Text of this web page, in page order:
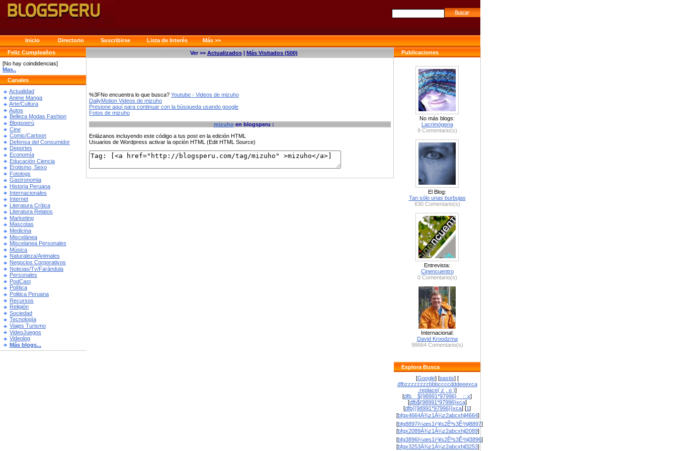
Inicio Directorio Suscribirse Lista de Interés
Más >>
Feliz Cumpleaños
[No hay coindidencias]
Mas..
Canales
Actualidad
Anime Manga
Arte/Cultura
Autos
Belleza Modas Fashion
Blogsperú
Cine
Comic/Cartoon
Defensa del Consumidor
Deportes
Economía
Educación Ciencia
Erotismo, Sexo
Fotologs
Gastronomia
Historia Peruana
Internacionales
Internet
Literatura Crítica
Literatura Relatos
Marketing
Mascotas
Medicina
Miscelánea
Miscelanea Personales
Música
Naturaleza/Animales
Negocios Corporativos
Noticias/Tv/Farándula
Personales
PodCast
Política
Politica Peruana
Recursos
Religión
Sociedad
Tecnología
Viajes Turismo
VideoJuegos
Videolog
Más blogs...
Publicaciones
No más blogs:
Lacrimógena
9 Comentario(s)
El Blog:
Tan sólo unas burbujas
630 Comentario(s)
Entrevista:
Cinencuentro
0 Comentario(s)
Internacional:
David Kroodzma
98664 Comentario(s)
Explora Busca
[Google] [pastis] [
dfbzzzzzzzzbbbccccdddeeexca
.replace( z , o )]
[dfb__${98991*97996}__::.x]
[dfb${98991*97996}xca]
[dfb{{98991*97996}}xca] [1]
[bfgx4664À¾z1À¼z2abcxhjl4664]
[bfg8897ï¼œs1ï¹¥s2Êºs3Ê¹hjl8897]
[bfgx2089À¾z1À¼z2abcxhjl2089]
[bfg3896ï¼œs1ï¹¥s2Êºs3Ê¹hjl3896]
[bfgx3253À¾z1À¼z2abcxhjl3253]
Ver >> Actualizados| Más Visitados (500)
%3FNo encuentra lo que busca? Youtube - Videos de mizuho
DailyMotion Videos de mizuho
Presione aquí para continuar con la búsqueda usando google
Fotos de mizuho
mizuhoen blogsperu :
Enlázanos incluyendo este código a tus post en la edición HTML
Usuarios de Wordpress activar la opción HTML (Edit HTML Source)